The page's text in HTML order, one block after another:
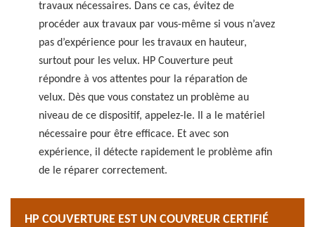
travaux nécessaires. Dans ce cas, évitez de
procéder aux travaux par vous-même si vous n’avez
pas d’expérience pour les travaux en hauteur,
surtout pour les velux. HP Couverture peut
répondre à vos attentes pour la réparation de
velux. Dès que vous constatez un problème au
niveau de ce dispositif, appelez-le. Il a le matériel
nécessaire pour être efficace. Et avec son
expérience, il détecte rapidement le problème afin
de le réparer correctement.
HP COUVERTURE EST UN COUVREUR CERTIFIÉ